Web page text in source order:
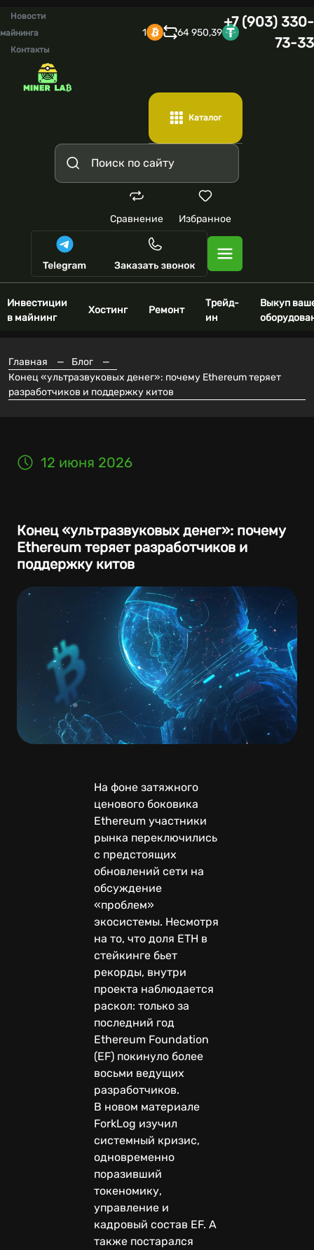
Новости
майнинга
Контакты
1 64 950,39
+7 (903) 330-
73-33
Каталог
Сравнение Избранное
Инвестиции
в майнинг
Хостинг Ремонт
Трейд-
ин
Выкуп
Главная — Блог
—
Конец «ультразвуковых денег»: почему Ethereum теряет
разработчиков и поддержку китов
12 июня 2026
Конец «ультразвуковых денег»: почему
Ethereum теряет разработчиков и
поддержку китов
На фоне затяжного
ценового боковика
Ethereum участники
рынка переключились
с предстоящих
обновлений сети на
обсуждение
«проблем»
экосистемы. Несмотря
на то, что доля ETH в
стейкинге бьет
рекорды, внутри
проекта наблюдается
раскол: только за
последний год
Ethereum Foundation
(EF) покинуло более
восьми ведущих
разработчиков.
В новом материале
ForkLog изучил
системный кризис,
одновременно
поразивший
токеномику,
управление и
кадровый состав EF. А
также постарался